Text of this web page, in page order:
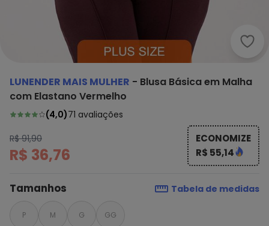
LUNENDER MAIS MULHER - Blusa Básica em Malha
com Elastano Vermelho
(4,0)71 avaliações
R$ 91,90
R$ 36,76
ECONOMIZE
R$ 55,14
Tamanhos Tabela de medidas
P M G GG